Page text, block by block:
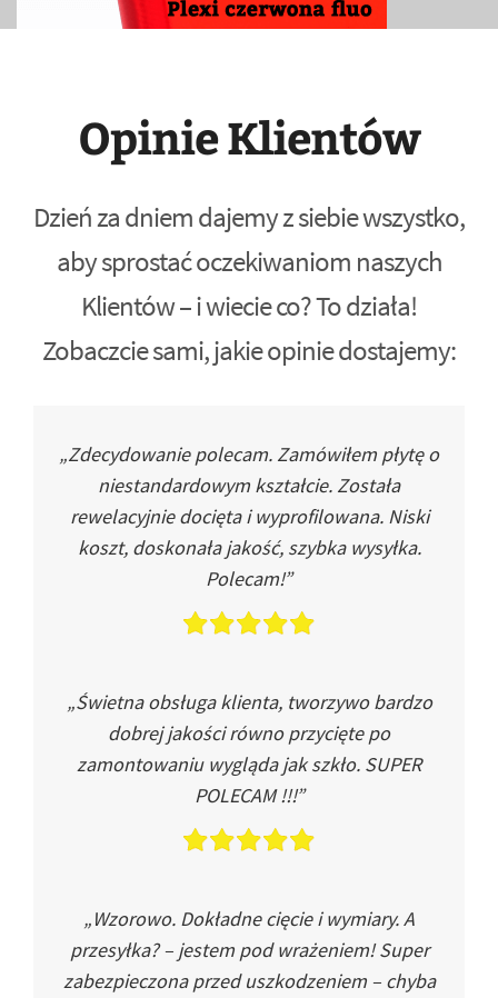
Opinie Klientów
Dzień za dniem dajemy z siebie wszystko,
aby sprostać oczekiwaniom naszych
Klientów – i wiecie co? To działa!
Zobaczcie sami, jakie opinie dostajemy:
„Zdecydowanie polecam. Zamówiłem płytę o
niestandardowym kształcie. Została
rewelacyjnie docięta i wyprofilowana. Niski
koszt, doskonała jakość, szybka wysyłka.
Polecam!”
„Świetna obsługa klienta, tworzywo bardzo
dobrej jakości równo przycięte po
zamontowaniu wygląda jak szkło. SUPER
POLECAM !!!”
„Wzorowo. Dokładne cięcie i wymiary. A
przesyłka? – jestem pod wrażeniem! Super
zabezpieczona przed uszkodzeniem – chyba